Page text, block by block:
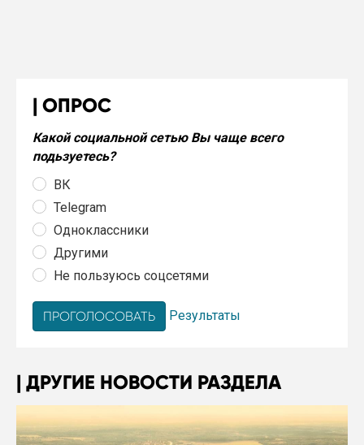
ОПРОС
Какой социальной сетью Вы чаще всего
подьзуетесь?
ВК
Telegram
Одноклассники
Другими
Не пользуюсь соцсетями
Результаты
ДРУГИЕ НОВОСТИ РАЗДЕЛА